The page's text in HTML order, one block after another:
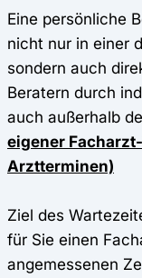
Eine persönliche
nicht nur in einer
sondern auch
Beratern durch
auch außerhalb
eigener
Arztterminen)
Ziel des
für Sie einen
angemessenen